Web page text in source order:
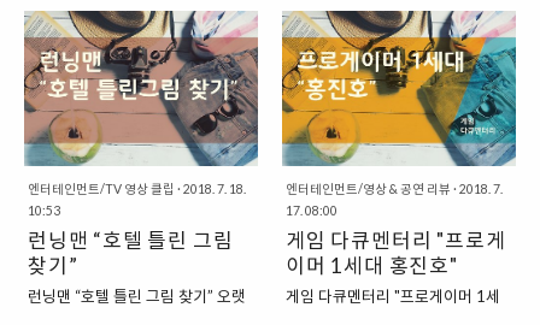
으로 쓰이는 건물이지만, 경복궁 2
차 복원 정비 사업에 따라서 건물은
2030년대에 철거되고 박물관은 추
후 입지선정 후 이전할 계획이라고
하기도 합니다. “해방 이후 최악의
건..
DUTY)라는 전쟁을 배경으로 하는
게임에서 “구멍 안에 불” 혹은 “구멍
안에 발사”라는 오역으로 유명해진
표현입니다...
게임이 있습니다. 이 게임은 게임 자
체는 제법 높은 완성도로 인해서 주
목을 받기도 했습니다. 오래된 고전
게임 명작 중의 하나로 꼽히는 게임
이기도 한데요. 하지만, 이 게임은
다소 어이없는 일로 인해서 우리나
라에서는 더욱더 화제가 되기도 했
습니다. 바로 이 게임을 한글로 번역
하던 한글화 번역팀이 내놓은 결과
물이 상당히 이상했기 때문이지요.
“안녕하신가! 힘세고 강한 아침, 만
일 내게 물어보면 나는 왈도” 마이
형태의 게임이 많이 있었습니다. 그
래서 과거의 게임을 살펴보면, 혼자
서 모험을 하는 형태의 어드벤처 혹
은 RPG 형태의 게임을 많이 볼 수
있었지요. 요즘에는 거의 모든 게임
을 온라인에서 사람들이 함께 플레
이하는 것과는 전혀 다른 양상이었
습니다. 그중에서도 90년대 인기 게
임으로 꼽을 수 있는 명작으로는
"대항해시대 2"라는 게임을 꼽아볼
수 있습니다. "과거 유럽의 대항해
시대를 게임으로 그려내고 있는 대
엔터테인먼트/TV 영상 클립 · 2018. 7. 18.
10:53
런닝맨 “호텔 틀린 그림
찾기”
런닝맨 “호텔 틀린 그림 찾기” 오랫
엔터테인먼트/영상 & 공연 리뷰 · 2018. 7.
17. 08:00
게임 다큐멘터리 "프로게
이머 1세대 홍진호"
게임 다큐멘터리 "프로게이머 1세